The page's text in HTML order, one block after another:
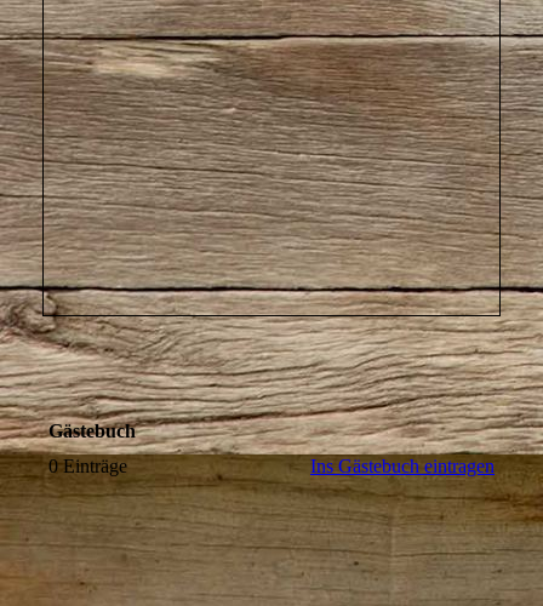
Gästebuch
0 Einträge
Ins Gästebuch eintragen